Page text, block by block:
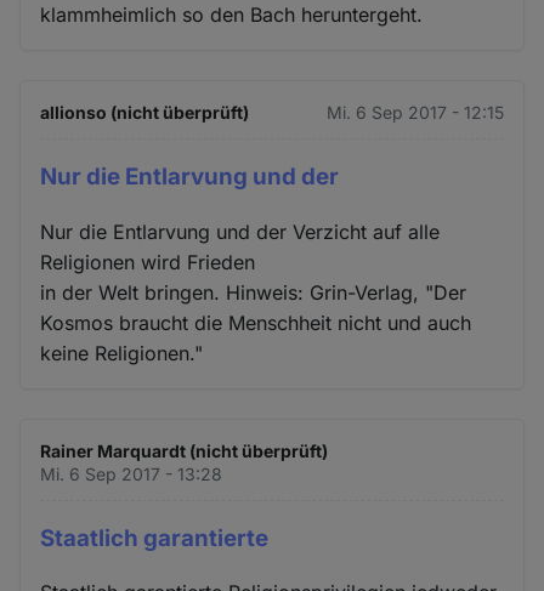
klammheimlich so den Bach heruntergeht.
allionso (nicht überprüft) Mi. 6 Sep 2017 - 12:15
Nur die Entlarvung und der
Nur die Entlarvung und der Verzicht auf alle
Religionen wird Frieden
in der Welt bringen. Hinweis: Grin-Verlag, "Der
Kosmos braucht die Menschheit nicht und auch
keine Religionen."
Rainer Marquardt (nicht überprüft)
Mi. 6 Sep 2017 - 13:28
Staatlich garantierte